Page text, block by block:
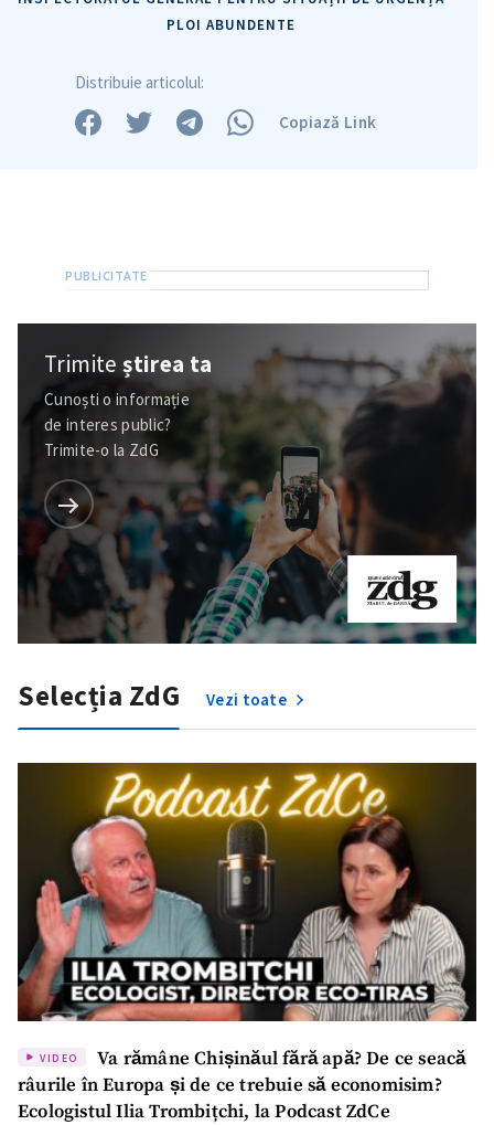
Trimite o informație
Despre ZdG
на русском
PLOI ABUNDENTE
Distribuie articolul:
Copiază Link
Trimiteștirea ta
Cunoști o informație
de interes public?
Trimite-o la ZdG
Selecția ZdG Vezi toate
VIDEO
Va rămâne Chișinăul fără apă? De ce seacă
râurile în Europa și de ce trebuie să economisim?
Ecologistul Ilia Trombițchi, la Podcast ZdCe